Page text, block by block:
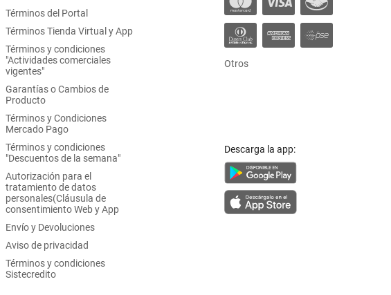
Términos del Portal
Términos Tienda Virtual y App
Términos y condiciones
"Actividades comerciales
vigentes"
Garantías o Cambios de
Producto
Términos y Condiciones
Mercado Pago
Términos y condiciones
"Descuentos de la semana"
Autorización para el
tratamiento de datos
personales(Cláusula de
consentimiento Web y App
Envío y Devoluciones
Aviso de privacidad
Términos y condiciones
Sistecredito
Otros
Descarga la app: